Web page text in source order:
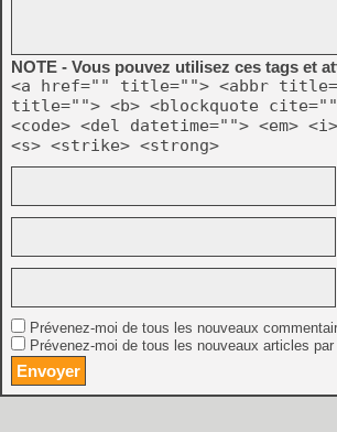
NOTE - Vous pouvez utilisez ces tags et
<a href="" title=""> <abbr
title=""> <b> <blockquote
<code> <del datetime=""> <em>
<s> <strike> <strong>
Prévenez-moi de tous les nouveaux
Prévenez-moi de tous les nouveaux articles par